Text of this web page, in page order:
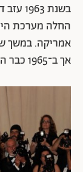
בשנת
החלה מערכת
אמריקה. במשך
אך ב־1965 כבר היה בשל להציג קו אופנה משל עצמו.